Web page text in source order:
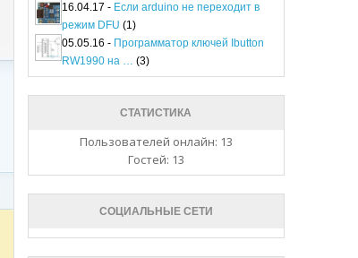
16.04.17 - Если arduino не переходит в
режим DFU (1)
05.05.16 - Программатор ключей Ibutton
RW1990 на … (3)
СТАТИСТИКА
Пользователей онлайн: 13
Гостей: 13
СОЦИАЛЬНЫЕ СЕТИ